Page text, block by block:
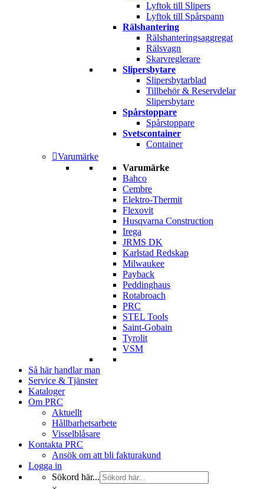
Lyftok till Slipers
Lyftok till Spårspann
Rälshantering
Rälshanteringsaggregat
Rälsvagn
Skarvreglerare
Slipersbytare
Slipersbytarblad
Tillbehör & Reservdelar
Slipersbytare
Spårstoppare
Spårstoppare
Svetscontainer
Container
Varumärke
Varumärke
Bahco
Cembre
Elektro-Thermit
Flexovit
Husqvarna Construction
Irega
JRMS DK
Karlstad Redskap
Milwaukee
Payback
Peddinghaus
Rotabroach
PRC
STEL Tools
Saint-Gobain
Tyrolit
VSM
Så här handlar man
Service & Tjänster
Kataloger
Om PRC
Aktuellt
Hållbarhetsarbete
Visselblåsare
Kontakta PRC
Ansök om att bli fakturakund
Logga in
Sökord här...